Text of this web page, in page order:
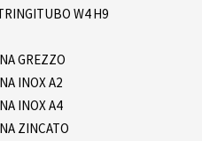
W4 H9
GREZZO
INOX A2
INOX A4
ZINCATO